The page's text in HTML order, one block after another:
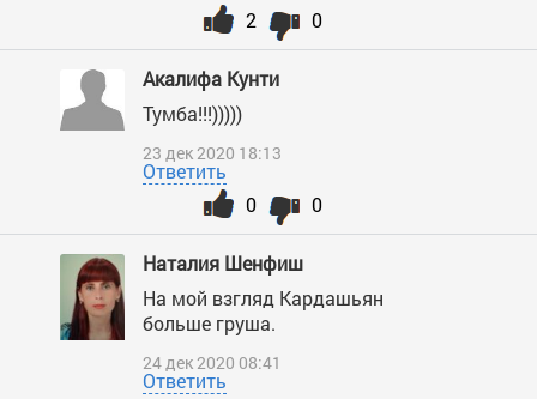
0
2
Акалифа Кунти
Тумба!!!)))))
23 дек 2020 18:13
Ответить
0
0
Наталия Шенфиш
На мой взгляд Кардашьян
больше груша.
24 дек 2020 08:41
Ответить